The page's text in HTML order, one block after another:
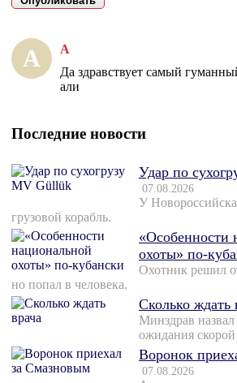
А А
Да здравствует самый
али
Последние новости
Удар по
07.08.2026
У
грузовой корабль.
«Особенности
охоты» по-
Охотник решил
но попал в человека.
Сколько ждать
Минздрав
ожидания
Воронок
07.08.2026